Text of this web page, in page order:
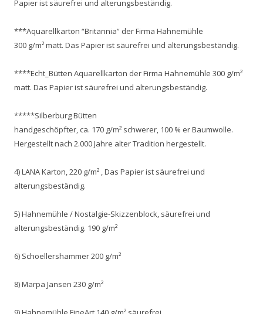
Papier ist säurefrei und alterungsbeständig.
***Aquarellkarton “Britannia” der Firma Hahnemühle
300 g/m² matt. Das Papier ist säurefrei und alterungsbeständig.
****Echt_Bütten Aquarellkarton der Firma Hahnemühle 300 g/m²
matt. Das Papier ist säurefrei und alterungsbeständig.
*****Silberburg Bütten
handgeschöpfter, ca. 170 g/m² schwerer, 100 % er Baumwolle.
Hergestellt nach 2.000 Jahre alter Tradition hergestellt.
4) LANA Karton, 220 g/m² , Das Papier ist säurefrei und
alterungsbeständig.
5) Hahnemühle / Nostalgie-Skizzenblock, säurefrei und
alterungsbeständig. 190 g/m²
6) Schoellershammer 200 g/m²
8) Marpa Jansen 230 g/m²